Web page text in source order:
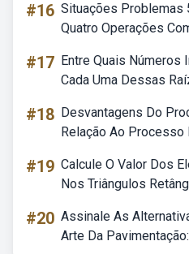
#16 Situações Problemas
Quatro Operações
#17 Entre Quais Números
Cada Uma Dessas
#18 Desvantagens Do
Relação Ao Processo
#19 Calcule O Valor Dos
Nos Triângulos
#20 Assinale As
Arte Da Pavimentação: